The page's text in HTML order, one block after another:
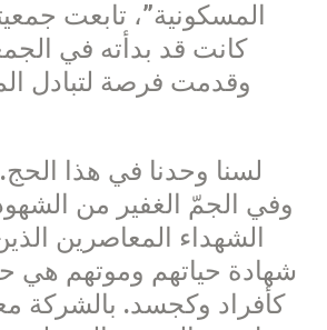
المسكونية”، تابعت
كانت قد بدأته في
وقدمت فرصة لتبادل
لسنا وحدنا في هذا
الشهداء المعاصرين
شهادة حياتهم وموتهم هي
كأفراد وكجسد. بالشركة